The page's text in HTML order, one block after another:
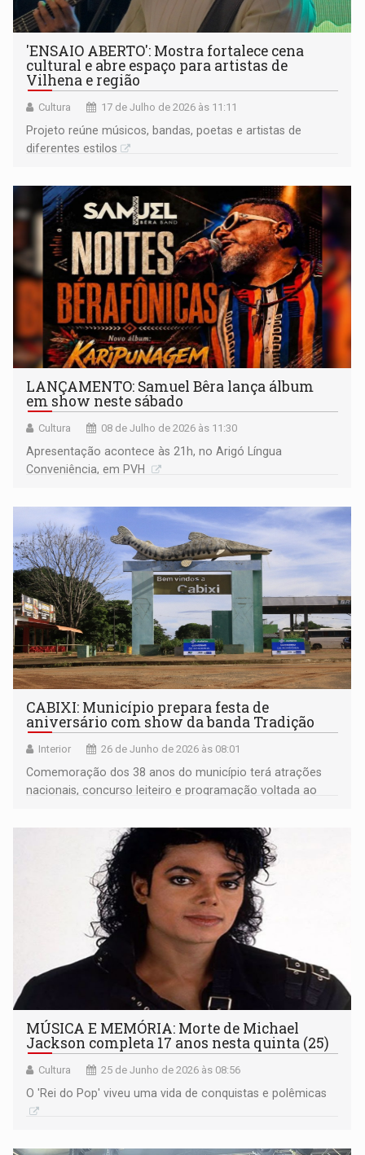
'ENSAIO ABERTO': Mostra fortalece cena
cultural e abre espaço para artistas de
Vilhena e região
Cultura 17 de Julho de 2026 às 11:11
Projeto reúne músicos, bandas, poetas e artistas de
diferentes estilos
LANÇAMENTO: Samuel Bêra lança álbum
em show neste sábado
Cultura 08 de Julho de 2026 às 11:30
Apresentação acontece às 21h, no Arigó Língua
Conveniência, em PVH
CABIXI: Município prepara festa de
aniversário com show da banda Tradição
Interior 26 de Junho de 2026 às 08:01
Comemoração dos 38 anos do município terá atrações
nacionais, concurso leiteiro e programação voltada ao
MÚSICA E MEMÓRIA: Morte de Michael
Jackson completa 17 anos nesta quinta (25)
Cultura 25 de Junho de 2026 às 08:56
O 'Rei do Pop' viveu uma vida de conquistas e polêmicas